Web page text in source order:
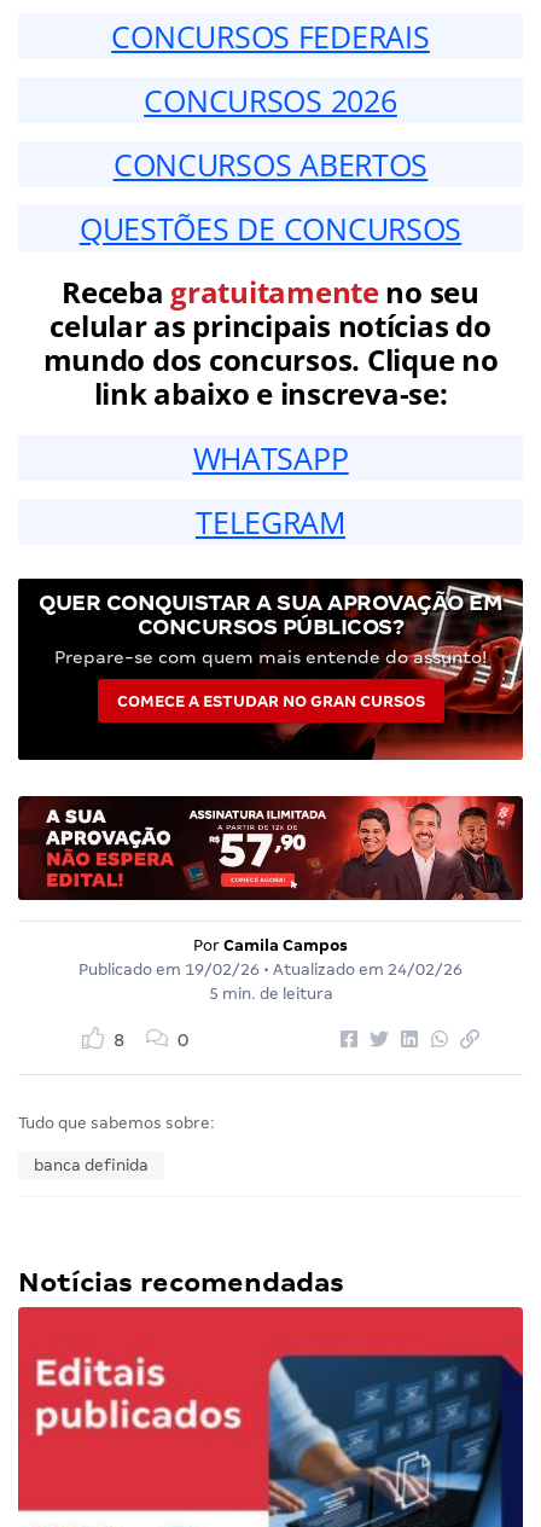
CONCURSOS FEDERAIS
CONCURSOS 2026
CONCURSOS ABERTOS
QUESTÕES DE CONCURSOS
Receba gratuitamenteno seu
celular as principais notícias do
mundo dos concursos. Clique no
link abaixo e inscreva-se:
WHATSAPP
TELEGRAM
QUER CONQUISTAR A SUA APROVAÇÃO EM
CONCURSOS PÚBLICOS?
Prepare-se com quem mais entende do assunto!
COMECE A ESTUDAR NO GRAN CURSOS
Por Camila Campos
Publicado em 19/02/26 • Atualizado em 24/02/26
5 min. de leitura
8 0
Tudo que sabemos sobre:
banca definida
Notícias recomendadas